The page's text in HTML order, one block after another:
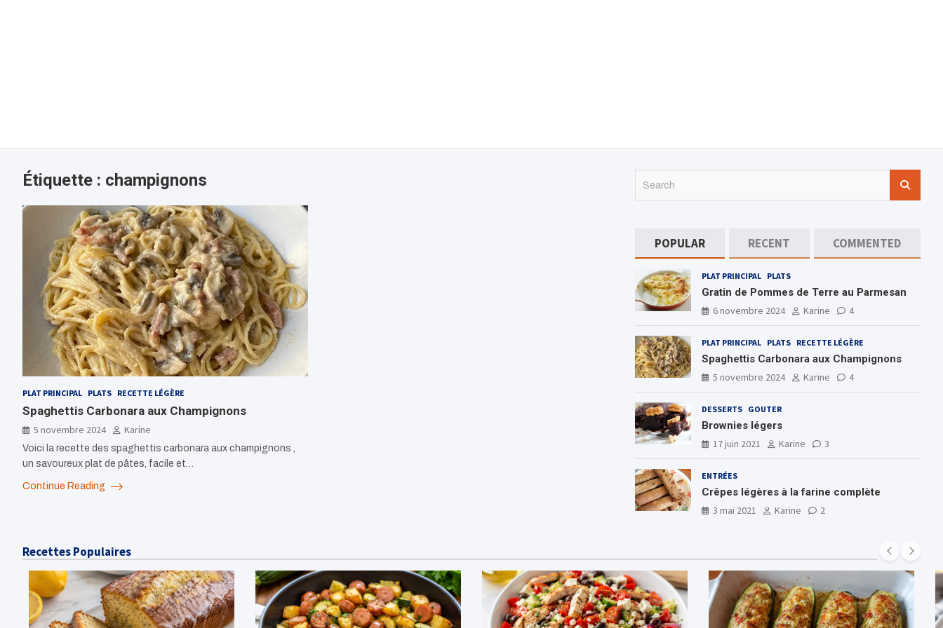
Étiquette : champignons
PLAT PRINCIPAL PLATS RECETTE LÉGÈRE
Spaghettis Carbonara aux Champignons
5 novembre 2024 Karine
Voici la recette des spaghettis carbonara aux champignons ,
un savoureux plat de pâtes, facile et…
Continue Reading
POPULAR RECENT COMMENTED
PLAT PRINCIPAL PLATS
Gratin de Pommes de Terre au Parmesan
6 novembre 2024
Karine 4
PLAT PRINCIPAL PLATS RECETTE LÉGÈRE
Spaghettis Carbonara aux Champignons
5 novembre 2024
Karine 4
DESSERTS GOUTER
Brownies légers
17 juin 2021
Karine 3
ENTRÉES
Crêpes légères à la farine complète
3 mai 2021
Karine 2
Recettes Populaires